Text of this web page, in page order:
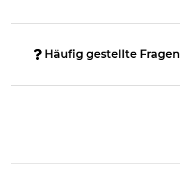
Häufig gestellte Fragen